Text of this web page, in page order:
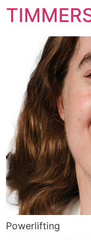
Powerlifting